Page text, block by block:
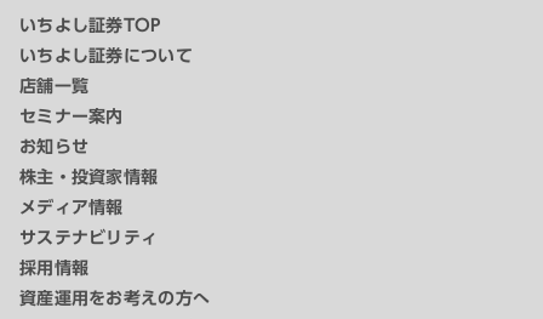
いちよし証券TOP
いちよし証券について
店舗一覧
セミナー案内
お知らせ
株主・投資家情報
メディア情報
サステナビリティ
採用情報
資産運用をお考えの方へ